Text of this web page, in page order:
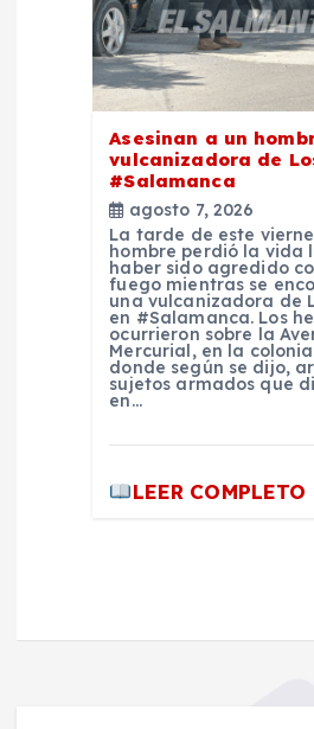
Asesinan a un
vulcanizadora de
#Salamanca
agosto 7, 2026
La tarde de este
hombre perdió la vida
haber sido agredido
fuego mientras se
una vulcanizadora de
en #Salamanca. Los
ocurrieron sobre la
Mercurial, en la colonia
donde según se dijo,
sujetos armados que
en…
LEER COMPLETO